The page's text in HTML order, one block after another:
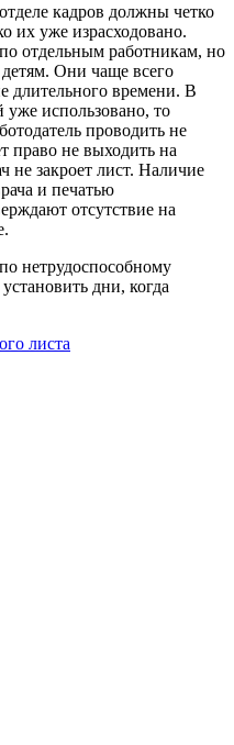
кадров должны четко
их уже израсходовано.
отдельным работникам, но
Они чаще всего
длительного времени. В
уже использовано, то
проводить не
право не выходить на
не закроет лист. Наличие
и печатью
отсутствие на
нетрудоспособному
дни, когда